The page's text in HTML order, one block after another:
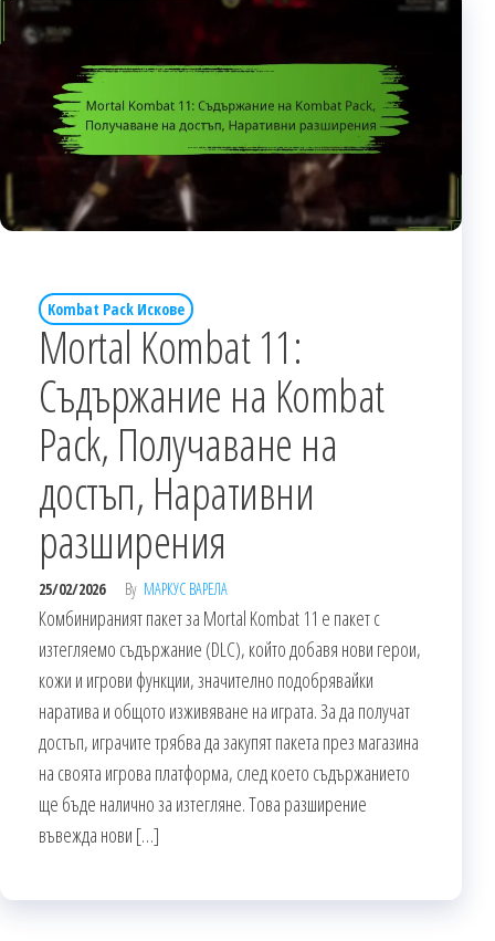
Kombat Pack Искове
Mortal Kombat 11:
Съдържание на Kombat
Pack, Получаване на
достъп, Наративни
разширения
25/02/2026 By МАРКУС ВАРЕЛА
Комбинираният пакет за Mortal Kombat 11 е пакет с
изтегляемо съдържание (DLC), който добавя нови герои,
кожи и игрови функции, значително подобрявайки
наратива и общото изживяване на играта. За да получат
достъп, играчите трябва да закупят пакета през магазина
на своята игрова платформа, след което съдържанието
ще бъде налично за изтегляне. Това разширение
въвежда нови […]